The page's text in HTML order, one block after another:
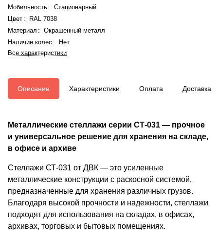
Мобильность : Стационарный
Цвет :
RAL 7038
Материал : Окрашенный металл
Наличие колес :
Нет
Все характеристики
Описание Характеристики Оплата Доставка
Металлические стеллажи серии СТ-031 — прочное
и универсальное решение для хранения на складе,
в офисе и архиве
Стеллажи СТ-031 от ДВК — это усиленные
металлические конструкции с раскосной системой,
предназначенные для хранения различных грузов.
Благодаря высокой прочности и надежности, стеллажи
подходят для использования на складах, в офисах,
архивах, торговых и бытовых помещениях.